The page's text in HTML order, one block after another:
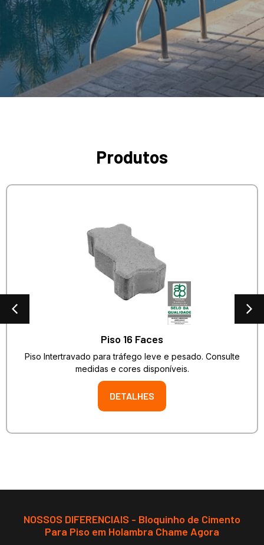
Produtos
Piso 16 Faces
Piso Intertravado para tráfego leve e pesado. Consulte
medidas e cores disponíveis.
DETALHES
NOSSOS DIFERENCIAIS - Bloquinho de Cimento
Para Piso em Holambra Chame Agora